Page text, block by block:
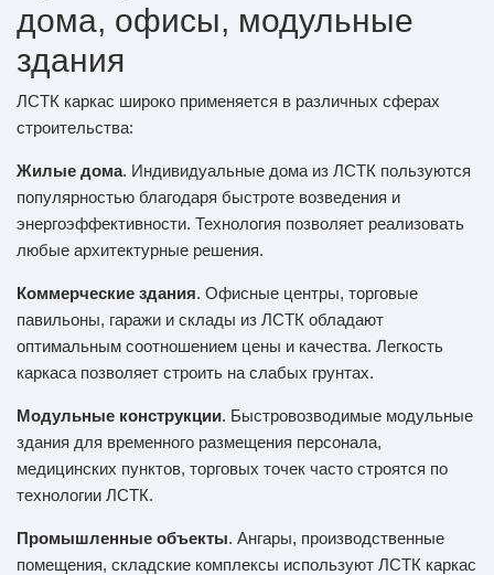
дома, офисы, модульные
здания
ЛСТК каркас широко применяется в различных сферах
строительства:
Жилые дома. Индивидуальные дома из ЛСТК пользуются
популярностью благодаря быстроте возведения и
энергоэффективности. Технология позволяет реализовать
любые архитектурные решения.
Коммерческие здания. Офисные центры, торговые
павильоны, гаражи и склады из ЛСТК обладают
оптимальным соотношением цены и качества. Легкость
каркаса позволяет строить на слабых грунтах.
Модульные конструкции. Быстровозводимые модульные
здания для временного размещения персонала,
медицинских пунктов, торговых точек часто строятся по
технологии ЛСТК.
Промышленные объекты. Ангары, производственные
помещения, складские комплексы используют ЛСТК каркас